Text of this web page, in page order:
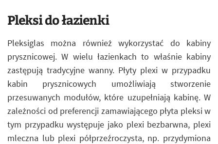
Pleksi do łazienki
Pleksiglas można również wykorzystać do kabiny
prysznicowej. W wielu łazienkach to właśnie kabiny
zastępują tradycyjne wanny. Płyty plexi w przypadku
kabin prysznicowych umożliwiają stworzenie
przesuwanych modułów, które uzupełniają kabinę. W
zależności od preferencji zamawiającego płyta pleksi w
tym przypadku występuje jako plexi bezbarwna, plexi
mleczna lub plexi półprzeźroczysta, np. przydymiona